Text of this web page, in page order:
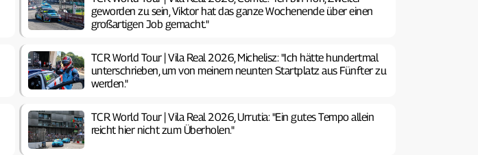
geworden zu sein, Viktor hat das ganze Wochenende über einen
großartigen Job gemacht."
TCR World Tour | Vila Real 2026, Michelisz: "Ich hätte hundertmal
unterschrieben, um von meinem neunten Startplatz aus Fünfter zu
werden."
TCR World Tour | Vila Real 2026, Urrutia: "Ein gutes Tempo allein
reicht hier nicht zum Überholen."